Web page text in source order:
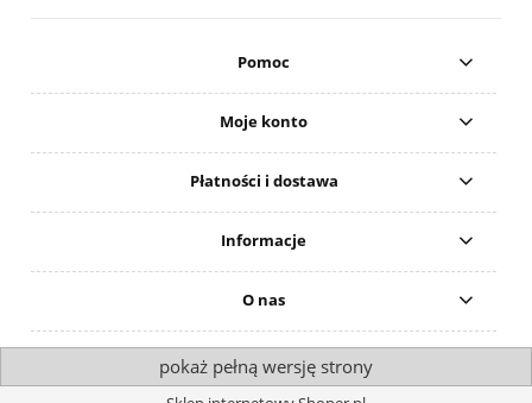
Pomoc
Moje konto
Płatności i dostawa
Informacje
O nas
pokaż pełną wersję strony